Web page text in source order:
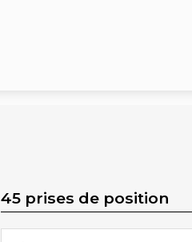
45 prises de position